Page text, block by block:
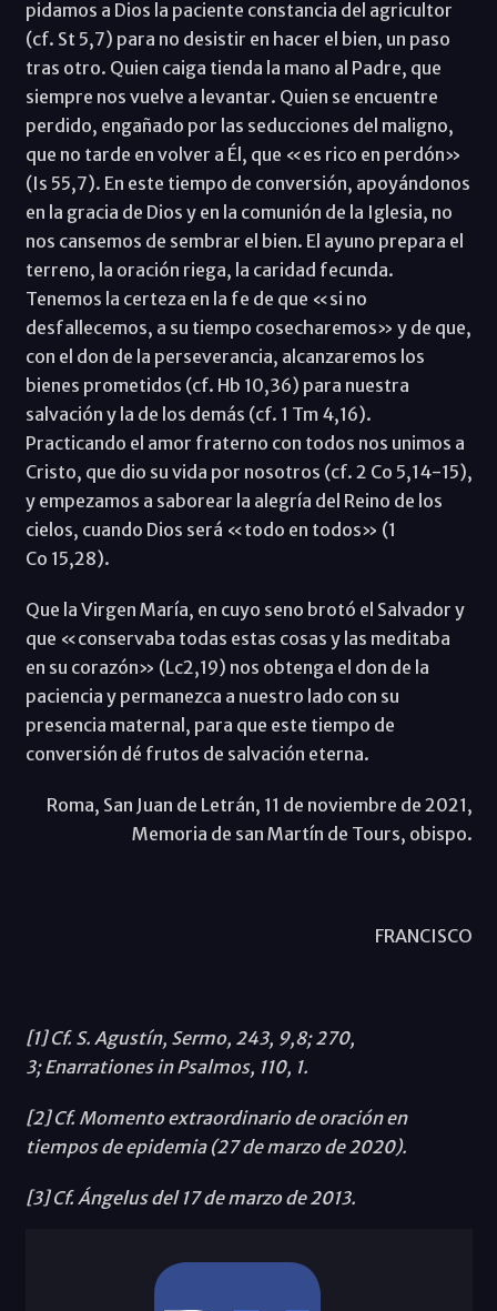
pidamos a Dios la paciente constancia del agricultor
(cf. St 5,7) para no desistir en hacer el bien, un paso
tras otro. Quien caiga tienda la mano al Padre, que
siempre nos vuelve a levantar. Quien se encuentre
perdido, engañado por las seducciones del maligno,
que no tarde en volver a Él, que «es rico en perdón»
(Is 55,7). En este tiempo de conversión, apoyándonos
en la gracia de Dios y en la comunión de la Iglesia, no
nos cansemos de sembrar el bien. El ayuno prepara el
terreno, la oración riega, la caridad fecunda.
Tenemos la certeza en la fe de que «si no
desfallecemos, a su tiempo cosecharemos» y de que,
con el don de la perseverancia, alcanzaremos los
bienes prometidos (cf. Hb 10,36) para nuestra
salvación y la de los demás (cf. 1 Tm 4,16).
Practicando el amor fraterno con todos nos unimos a
Cristo, que dio su vida por nosotros (cf. 2 Co 5,14-15),
y empezamos a saborear la alegría del Reino de los
cielos, cuando Dios será «todo en todos» (1
Co 15,28).
Que la Virgen María, en cuyo seno brotó el Salvador y
que «conservaba todas estas cosas y las meditaba
en su corazón» (Lc2,19) nos obtenga el don de la
paciencia y permanezca a nuestro lado con su
presencia maternal, para que este tiempo de
conversión dé frutos de salvación eterna.
Roma, San Juan de Letrán, 11 de noviembre de 2021,
Memoria de san Martín de Tours, obispo.
FRANCISCO
[1] Cf. S. Agustín, Sermo, 243, 9,8; 270,
3; Enarrationes in Psalmos, 110, 1.
[2] Cf. Momento extraordinario de oración en
tiempos de epidemia (27 de marzo de 2020).
[3] Cf. Ángelus del 17 de marzo de 2013.